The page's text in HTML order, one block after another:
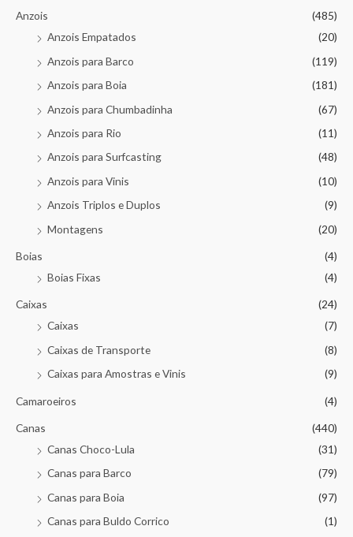
Anzois
(485)
Anzois Empatados
(20)
Anzois para Barco
(119)
Anzois para Boia
(181)
Anzois para Chumbadinha
(67)
Anzois para Rio
(11)
Anzois para Surfcasting
(48)
Anzois para Vinis
(10)
Anzois Triplos e Duplos
(9)
Montagens
(20)
Boias
(4)
Boias Fixas
(4)
Caixas
(24)
Caixas
(7)
Caixas de Transporte
(8)
Caixas para Amostras e Vinis
(9)
Camaroeiros (4)
Canas
(440)
Canas Choco-Lula
(31)
Canas para Barco
(79)
Canas para Boia
(97)
Canas para Buldo Corrico
(1)